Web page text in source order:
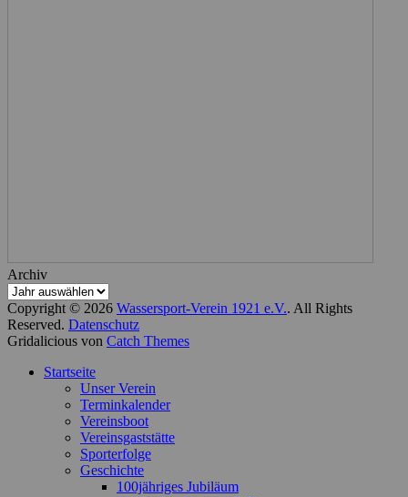
Archiv
Copyright © 2026 Wassersport-Verein 1921 e.V.. All Rights
Reserved. Datenschutz
Gridalicious von Catch Themes
oben
Startseite
Unser Verein
Terminkalender
Vereinsboot
Vereinsgaststätte
Sporterfolge
Geschichte
100jähriges Jubiläum